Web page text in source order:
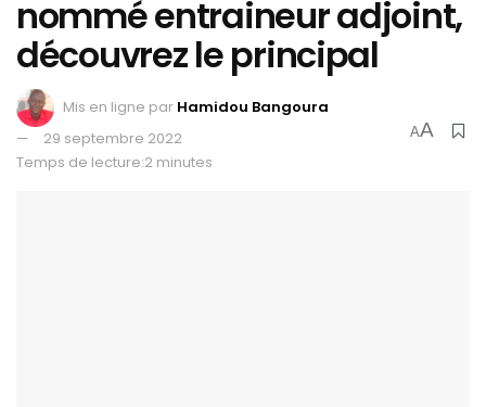
nommé entraineur adjoint,
découvrez le principal
Mis en ligne par Hamidou Bangoura
29 septembre 2022
Temps de lecture:2 minutes
AA